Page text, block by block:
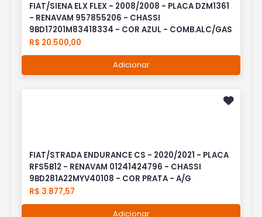
FIAT/SIENA ELX FLEX - 2008/2008 - PLACA DZM1361
- RENAVAM 957855206 - CHASSI
9BD17201M83418334 - COR AZUL - COMB.ALC/GAS
R$ 20.500,00
Adicionar
FIAT/STRADA ENDURANCE CS - 2020/2021 - PLACA
RFS5B12 - RENAVAM 01241424796 - CHASSI
9BD281A22MYV40108 - COR PRATA - A/G
R$ 3.877,57
Adicionar